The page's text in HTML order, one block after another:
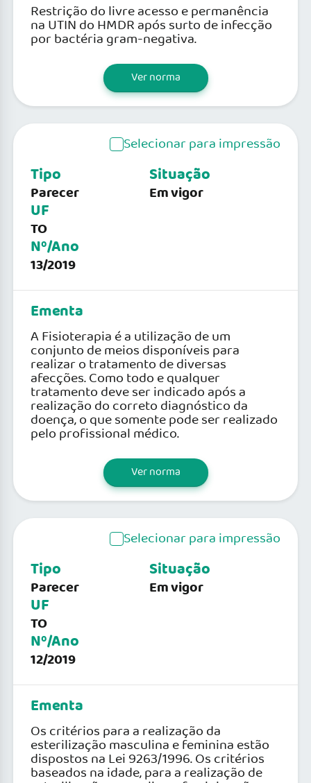
Restrição do livre acesso e permanência
na UTIN do HMDR após surto de infecção
por bactéria gram-negativa.
Ver norma
Selecionar para impressão
Tipo
Parecer
UF
TO
Nº/Ano
13/2019
Situação
Em vigor
Ementa
A Fisioterapia é a utilização de um
conjunto de meios disponíveis para
realizar o tratamento de diversas
afecções. Como todo e qualquer
tratamento deve ser indicado após a
realização do correto diagnóstico da
doença, o que somente pode ser realizado
pelo profissional médico.
Ver norma
Selecionar para impressão
Tipo
Parecer
UF
TO
Nº/Ano
12/2019
Situação
Em vigor
Ementa
Os critérios para a realização da
esterilização masculina e feminina estão
dispostos na Lei 9263/1996. Os critérios
baseados na idade, para a realização de